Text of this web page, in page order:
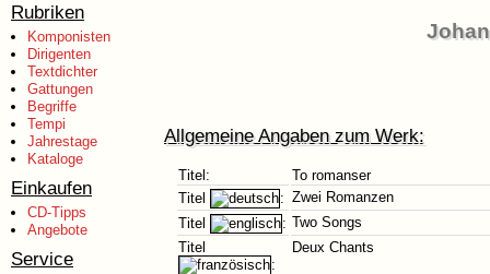
Rubriken
Komponisten
Dirigenten
Textdichter
Gattungen
Begriffe
Tempi
Jahrestage
Kataloge
Einkaufen
CD-Tipps
Angebote
Service
Allgemeine Angaben zum Werk:
Titel:
To romanser
Titel
: Zwei Romanzen
Titel
: Two Songs
Titel
:
Deux Chants